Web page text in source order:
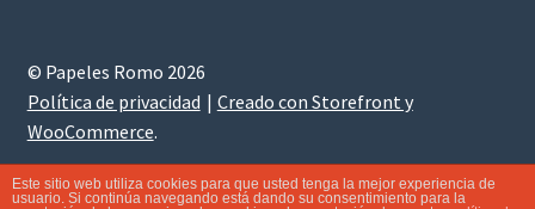
© Papeles Romo 2026
Política de privacidad
Creado con Storefront y
WooCommerce.
Este sitio web utiliza cookies para que usted tenga la mejor experiencia de
usuario. Si continúa navegando está dando su consentimiento para la